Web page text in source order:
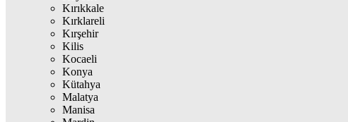
Kırıkkale
Kırklareli
Kırşehir
Kilis
Kocaeli
Konya
Kütahya
Malatya
Manisa